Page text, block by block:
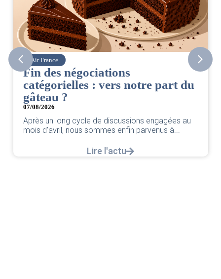
Corsair
CSE. Juillet 2026
06/08/2026 ACCÈS RESTREINT
Retrouvez le compte rendu du CSE de juillet
Lire l'actu